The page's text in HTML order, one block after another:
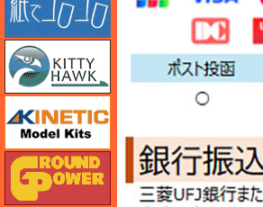
ガリレオ出版 グランドパワー